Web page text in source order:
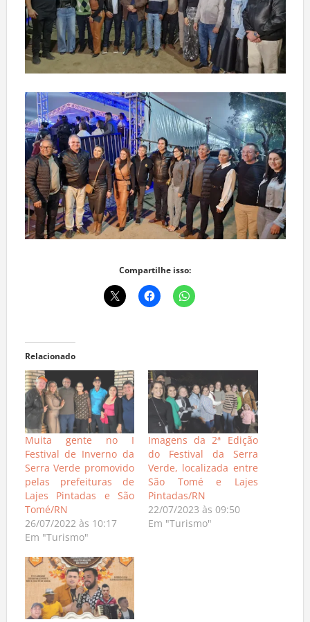
Compartilhe isso:
Relacionado
Muita gente no I
Festival de Inverno da
Serra Verde promovido
pelas prefeituras de
Lajes Pintadas e São
Tomé/RN
26/07/2022 às 10:17
Em "Turismo"
Imagens da 2ª Edição
do Festival da Serra
Verde, localizada entre
São Tomé e Lajes
Pintadas/RN
22/07/2023 às 09:50
Em "Turismo"